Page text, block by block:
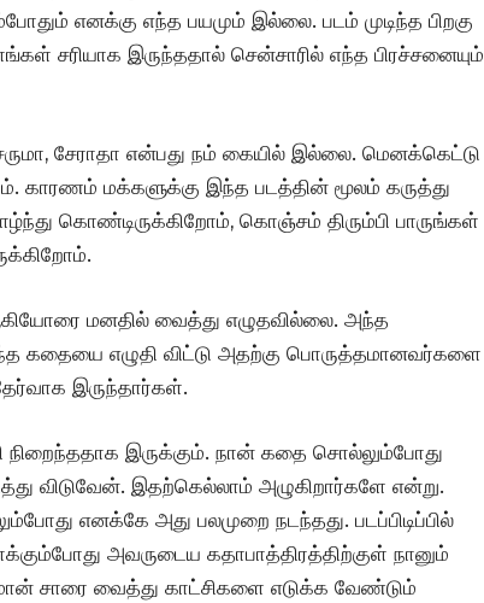
எனக்கு எந்த பயமும் இல்லை. படம் முடிந்த பிறகு
சரியாக இருந்ததால் சென்சாரில் எந்த பிரச்சனையும்
சேராதா என்பது நம் கையில் இல்லை. மெனக்கெட்டு
காரணம் மக்களுக்கு இந்த படத்தின் மூலம் கருத்து
கொண்டிருக்கிறோம், கொஞ்சம் திரும்பி பாருங்கள்
மனதில் வைத்து எழுதவில்லை. அந்த
கதையை எழுதி விட்டு அதற்கு பொருத்தமானவர்களை
இருந்தார்கள்.
நிறைந்ததாக இருக்கும். நான் கதை சொல்லும்போது
விடுவேன். இதற்கெல்லாம் அழுகிறார்களே என்று.
எனக்கே அது பலமுறை நடந்தது. படப்பிடிப்பில்
அவருடைய கதாபாத்திரத்திற்குள் நானும்
சாரை வைத்து காட்சிகளை எடுக்க வேண்டும்